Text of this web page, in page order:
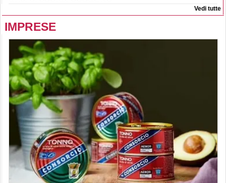
Vedi tutte
IMPRESE